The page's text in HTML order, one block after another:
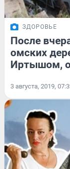
ЗДОРОВЬЕ
После
омских
Иртышом,
3 августа, 2019,